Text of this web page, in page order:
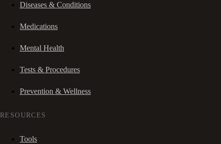
Diseases & Conditions
Medications
Mental Health
Tests & Procedures
Prevention & Wellness
RESOURCES
Tools